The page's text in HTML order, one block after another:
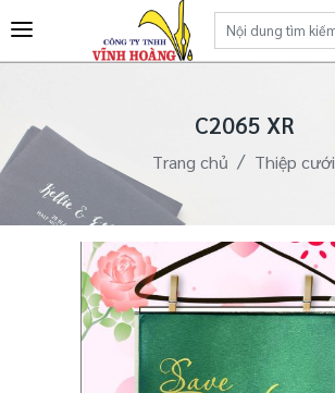
C2065 XR
Trang chủ Thiệp cưới